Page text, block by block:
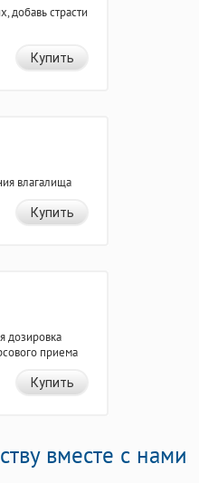
добавь страсти
Купить
влагалища
Купить
дозировка
приема
Купить
вместе с нами